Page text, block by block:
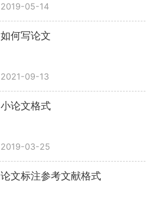
2019-05-14
如何写论文
2021-09-13
小论文格式
2019-03-25
论文标注参考文献格式